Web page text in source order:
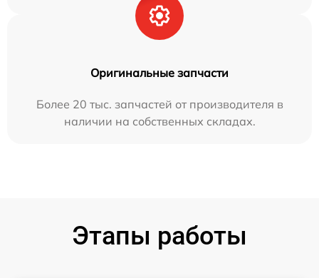
Оригинальные запчасти
Более 20 тыс. запчастей от производителя в
наличии на собственных складах.
Этапы работы